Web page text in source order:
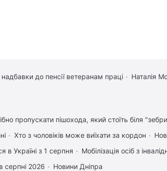
надбавки до пенсії ветеранам праці Наталія
пропускати пішохода, який стоїть біля
Хто з чоловіків може виїхати за кордон
в Україні з 1 серпня Мобілізація осіб з
серпні 2026
Новини Дніпра